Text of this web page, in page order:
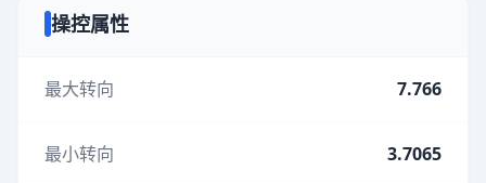
操控属性
最大转向 7.766
最小转向 3.7065